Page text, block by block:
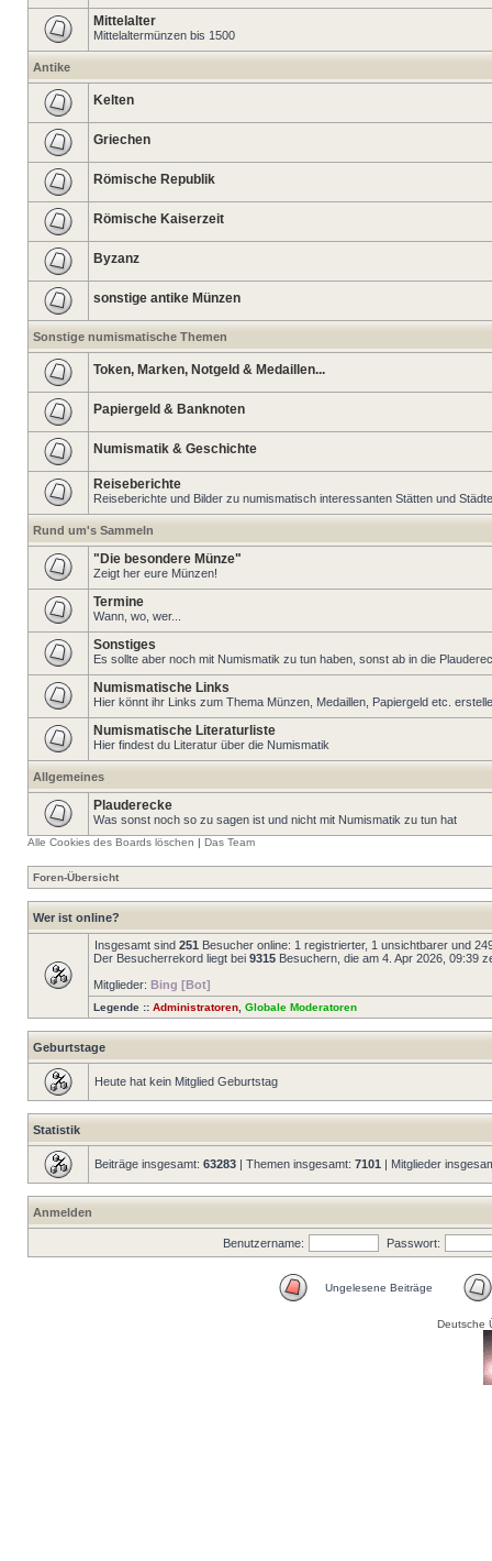
Mittelalter
Mittelaltermünzen bis 1500
Antike
Kelten
Griechen
Römische Republik
Römische Kaiserzeit
Byzanz
sonstige antike Münzen
Sonstige numismatische Themen
Token, Marken, Notgeld & Medaillen...
Papiergeld & Banknoten
Numismatik & Geschichte
Reiseberichte
Reiseberichte und Bilder zu numismatisch interessanten Stätten und
Rund um's Sammeln
"Die besondere Münze"
Zeigt her eure Münzen!
Termine
Wann, wo, wer...
Sonstiges
Es sollte aber noch mit Numismatik zu tun haben, sonst ab in die
Numismatische Links
Hier könnt ihr Links zum Thema Münzen, Medaillen, Papiergeld etc.
Numismatische Literaturliste
Hier findest du Literatur über die Numismatik
Allgemeines
Plauderecke
Was sonst noch so zu sagen ist und nicht mit Numismatik zu tun hat
Alle Cookies des Boards löschen | Das Team
Foren-Übersicht
Wer ist online?
Insgesamt sind 251 Besucher online: 1 registrierter, 1 unsichtbarer und
Der Besucherrekord liegt bei 9315 Besuchern, die am 4. Apr 2026, 09:39
Mitglieder: Bing [Bot]
Legende :: Administratoren Globale Moderatoren
Geburtstage
Heute hat kein Mitglied Geburtstag
Statistik
Beiträge insgesamt: 63283 | Themen insgesamt: 7101 | Mitglieder
Anmelden
Benutzername: Passwort:
Ungelesene Beiträge
Deutsche